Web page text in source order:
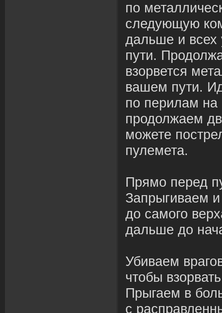
по
следующую
дальше и всех
пути.
взорвется
вашем пути.
по перилам на
продолжаем
можете
пулемета.
Прямо перед
Запрыгиваем
до самого
дальше до
Убиваем
чтобы
Прыгаем в
с